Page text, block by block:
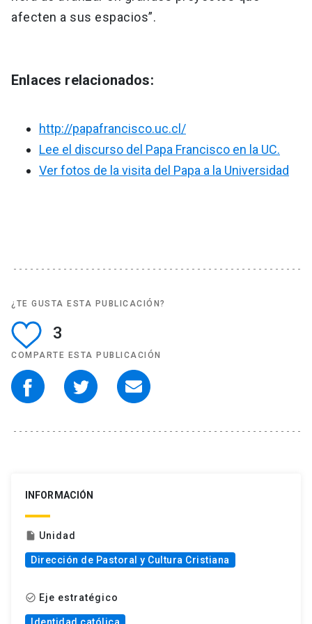
afecten a sus espacios”.
Enlaces relacionados:
http://papafrancisco.uc.cl/
Lee el discurso del Papa Francisco en la UC.
Ver fotos de la visita del Papa a la Universidad
¿TE GUSTA ESTA PUBLICACIÓN?
3
COMPARTE ESTA PUBLICACIÓN
INFORMACIÓN
insert_drive_file Unidad
Dirección de Pastoral y Cultura Cristiana
check_circle_outline Eje estratégico
Identidad católica